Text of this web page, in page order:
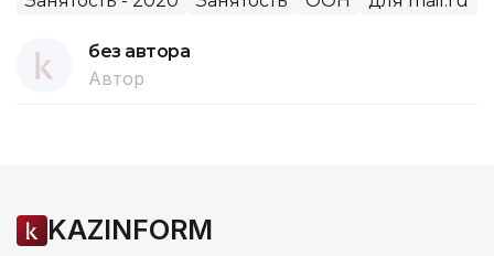
без автора
Автор
KAZINFORM